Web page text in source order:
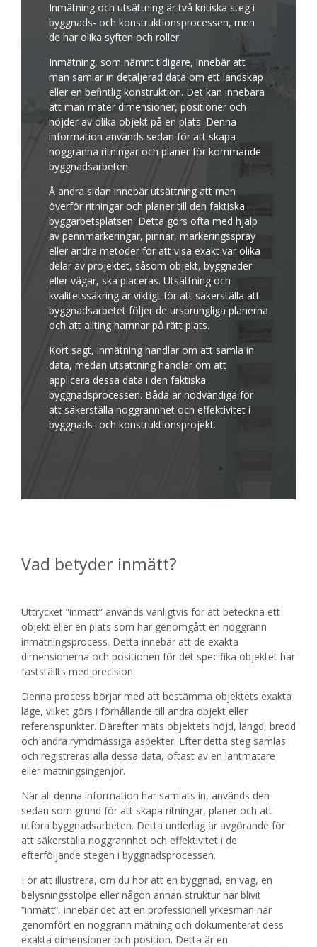
Inmätning och utsättning är två kritiska steg i
byggnads- och konstruktionsprocessen, men
de har olika syften och roller.
Inmätning, som nämnt tidigare, innebär att
man samlar in detaljerad data om ett landskap
eller en befintlig konstruktion. Det kan innebära
att man mäter dimensioner, positioner och
höjder av olika objekt på en plats. Denna
information används sedan för att skapa
noggranna ritningar och planer för kommande
byggnadsarbeten.
Å andra sidan innebär utsättning att man
överför ritningar och planer till den faktiska
byggarbetsplatsen. Detta görs ofta med hjälp
av pennmarkeringar, pinnar, markeringsspray
eller andra metoder för att visa exakt var olika
delar av projektet, såsom objekt, byggnader
eller vägar, ska placeras. Utsättning och
kvalitetssäkring är viktigt för att säkerställa att
byggnadsarbetet följer de ursprungliga planerna
och att allting hamnar på rätt plats.
Kort sagt, inmätning handlar om att samla in
data, medan utsättning handlar om att
applicera dessa data i den faktiska
byggnadsprocessen. Båda är nödvändiga för
att säkerställa noggrannhet och effektivitet i
byggnads- och konstruktionsprojekt.
Vad betyder inmätt?
Uttrycket ”inmätt” används vanligtvis för att beteckna ett
objekt eller en plats som har genomgått en noggrann
inmätningsprocess. Detta innebär att de exakta
dimensionerna och positionen för det specifika objektet har
fastställts med precision.
Denna process börjar med att bestämma objektets exakta
läge, vilket görs i förhållande till andra objekt eller
referenspunkter. Därefter mäts objektets höjd, längd, bredd
och andra rymdmässiga aspekter. Efter detta steg samlas
och registreras alla dessa data, oftast av en lantmätare
eller mätningsingenjör.
När all denna information har samlats in, används den
sedan som grund för att skapa ritningar, planer och att
utföra byggnadsarbeten. Detta underlag är avgörande för
att säkerställa noggrannhet och effektivitet i de
efterföljande stegen i byggnadsprocessen.
För att illustrera, om du hör att en byggnad, en väg, en
belysningsstolpe eller någon annan struktur har blivit
”inmätt”, innebär det att en professionell yrkesman har
genomfört en noggrann mätning och dokumenterat dess
exakta dimensioner och position. Detta är en